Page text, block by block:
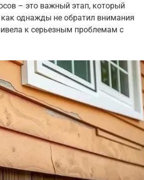
– это важный этап, который
однажды не обратил внимания
к серьезным проблемам с